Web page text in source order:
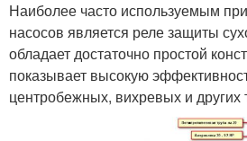
Наиболее часто используемым
насосов является реле защиты
обладает достаточно простой
показывает высокую
центробежных, вихревых и других